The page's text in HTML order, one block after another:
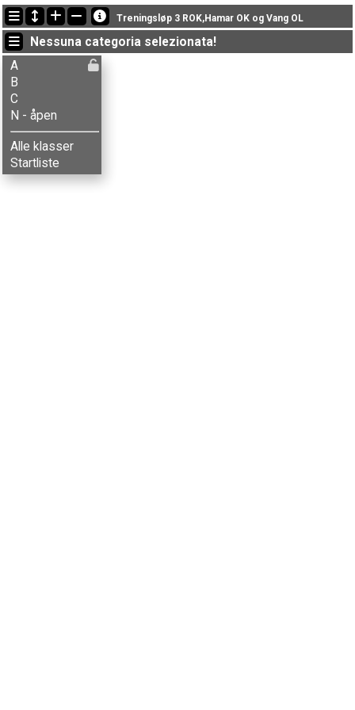
Ultimi aggiornamenti
18:37:56: Tone Bleken Rud (A) è passato al punto 2.1km #169 con il tempo: 06:20 (1)
18:35:23: Mina Bleken Rud (A) è passato al punto 2.1km #169 con il tempo: 06:21 (2)
23:02:22: Tone Bleken Rud (A) è passato al punto 0.9km #169 con il tempo: 04:20 (1)
Treningsløp 3 ROK,Hamar OK og Vang OL
Nessuna categoria selezionata!
A
B
C
N - åpen
Alle klasser
Startliste